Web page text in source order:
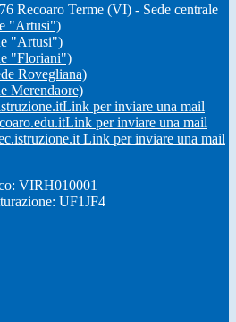
Recoaro Terme (VI) - Sede centrale
"Artusi")
"Artusi")
"Floriani")
Rovegliana)
Merendaore)
Link per inviare una mail
Link per inviare una mail
Link per inviare una mail
VIRH010001
UF1JF4